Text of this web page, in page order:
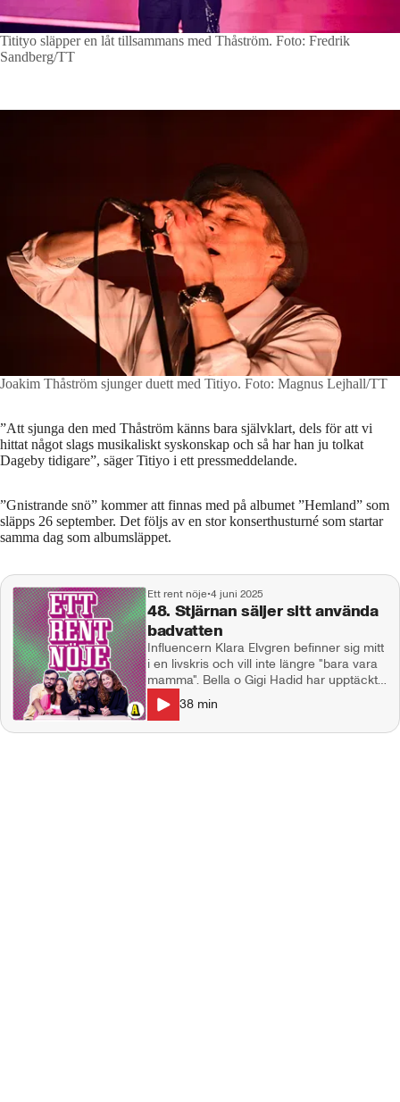
Titityo släpper en låt tillsammans med Thåström. Foto: Fredrik
Sandberg/TT
Joakim Thåström sjunger duett med Titiyo. Foto: Magnus Lejhall/TT
”Att sjunga den med Thåström känns bara självklart, dels för att vi
hittat något slags musikaliskt syskonskap och så har han ju tolkat
Dageby tidigare”, säger Titiyo i ett pressmeddelande.
”Gnistrande snö” kommer att finnas med på albumet ”Hemland” som
släpps 26 september. Det följs av en stor konserthusturné som startar
samma dag som albumsläppet.
Ett rent nöje•4 juni 2025
48. Stjärnan säljer sitt använda
badvatten
Influencern Klara Elvgren befinner sig mitt
i en livskris och vill inte längre "bara vara
mamma". Bella o Gigi Hadid har upptäckt
ännu en halvsyrra, så här 20 år senare,
Peg Parnevik dissar "Love is Blind " Millys
38 min